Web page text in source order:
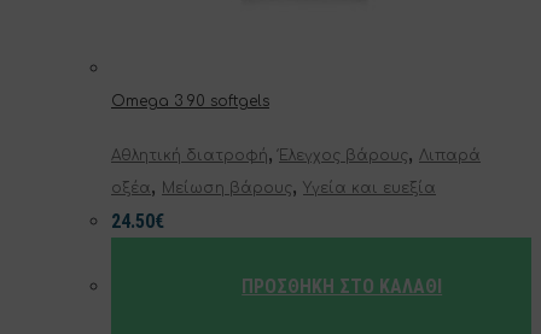
Omega 3 90 softgels
Αθλητική διατροφή,Έλεγχος βάρους, Λιπαρά
οξέα, Μείωση βάρους, Υγεία και ευεξία
24.50€
ΠΡΟΣΘΉΚΗ ΣΤΟ ΚΑΛΆΘΙ